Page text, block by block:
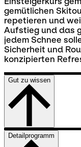
gemütlichen
repetieren und
Aufstieg und das
jedem Schnee
Sicherheit und
konzipierten
Gut zu wissen
Detailprogramm